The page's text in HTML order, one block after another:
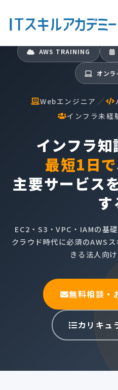
AWS TRAINING
オンラ
Webエンジニア ／
インフラ未経
インフラ
最短1日で
主要サービス
す
EC2・S3・VPC・IAMの基
クラウド時代に必須のAWS
きる法人向け
無料相談・
カリキュ